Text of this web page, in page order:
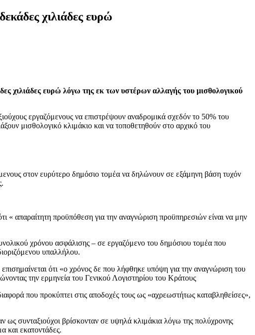
χιλιάδες ευρώ
χιλιάδες ευρώ λόγω της εκ των υστέρων αλλαγής του μισθολογικού
εργαζόμενους να επιστρέψουν αναδρομικά σχεδόν το 50% του
μισθολογικό κλιμάκιο και να τοποθετηθούν στο αρχικό του
στον ευρύτερο δημόσιο τομέα να δηλώνουν σε εξάμηνη βάση τυχόν
« απαραίτητη προϋπόθεση για την αναγνώριση προϋπηρεσιών είναι να μην
χρόνου ασφάλισης – σε εργαζόμενο του δημόσιου τομέα που
υπαλλήλου.
ότι «ο χρόνος δε που λήφθηκε υπόψη για την αναγνώριση του
την ερμηνεία του Γενικού Λογιστηρίου του Κράτους
που προκύπτει στις αποδοχές τους ως «αχρεωστήτως καταβληθείσες»,
ως συνταξιούχοι βρίσκονταν σε υψηλά κλιμάκια λόγω της πολύχρονης
και εκατοντάδες.